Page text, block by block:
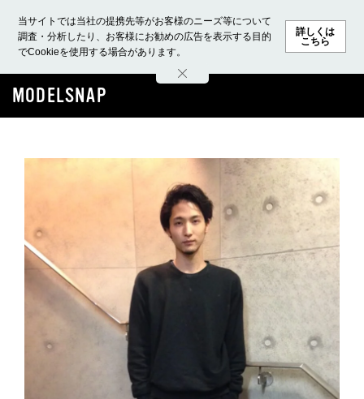
当サイトでは当社の提携先等がお客様のニーズ等について
調査・分析したり、お客様にお勧めの広告を表示する目的
でCookieを使用する場合があります。
詳しくは
こちら
ホーム モデル募集 ランキング ファッション ビューテ
MODELSNAP